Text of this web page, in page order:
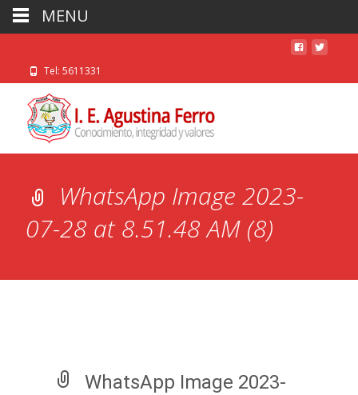
Tel: 5611331
WhatsApp Image 2023-
07-28 at 8.51.48 AM (8)
WhatsApp Image 2023-
MENU